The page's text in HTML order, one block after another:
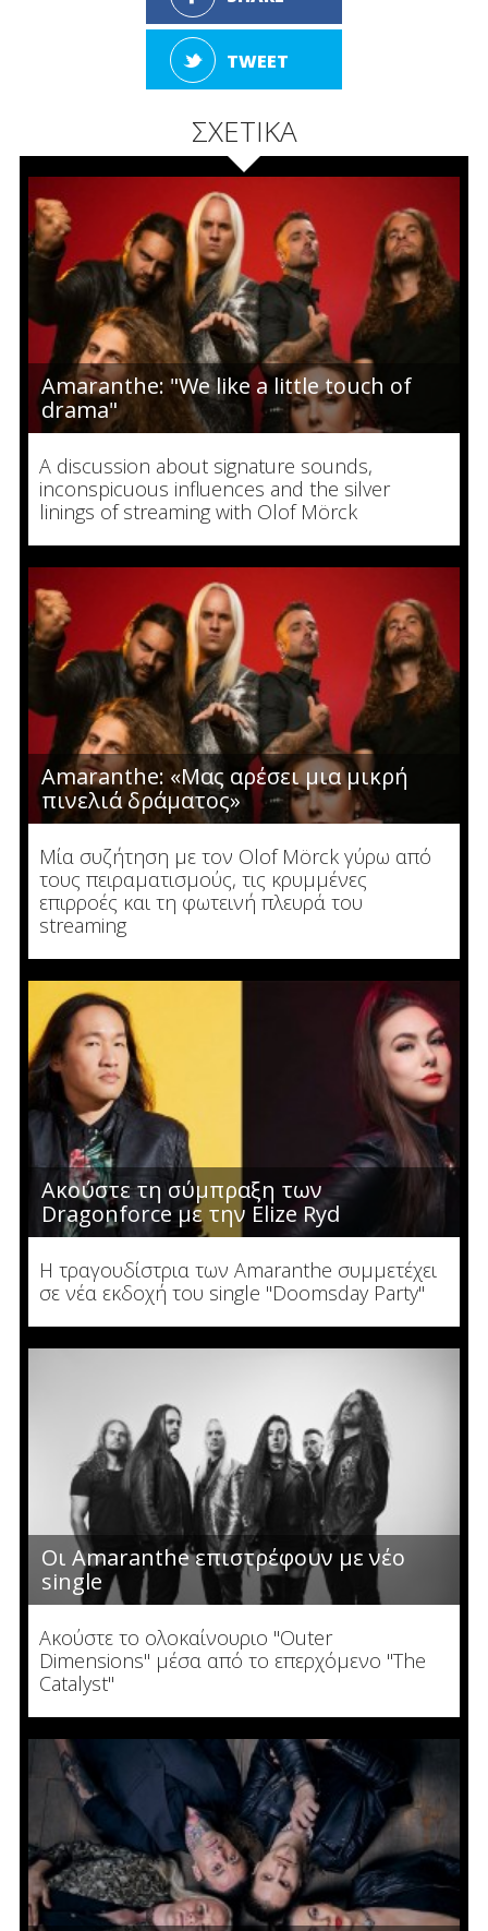
TWEET
ΣΧΕΤΙΚΑ
Amaranthe: "We like a little touch of
drama"
A discussion about signature sounds,
inconspicuous influences and the silver
linings of streaming with Olof Mörck
Amaranthe: «Μας αρέσει μια μικρή
πινελιά δράματος»
Μία συζήτηση με τον Olof Mörck γύρω από
τους πειραματισμούς, τις κρυμμένες
επιρροές και τη φωτεινή πλευρά του
streaming
Ακούστε τη σύμπραξη των
Dragonforce με την Elize Ryd
Η τραγουδίστρια των Amaranthe συμμετέχει
σε νέα εκδοχή του single "Doomsday Party"
Οι Amaranthe επιστρέφουν με νέο
single
Ακούστε το ολοκαίνουριο "Outer
Dimensions" μέσα από το επερχόμενο "The
Catalyst"